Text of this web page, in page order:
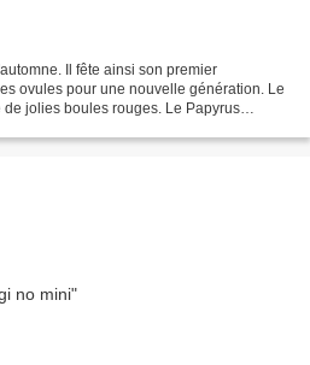
Il fête ainsi son premier
ovules pour une nouvelle génération. Le
jolies boules rouges. Le Papyrus